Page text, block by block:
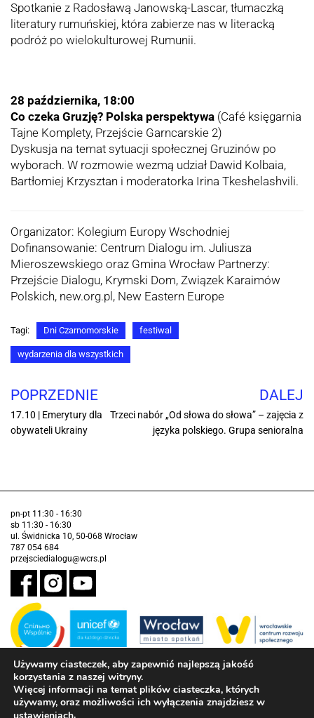
Spotkanie z Radosławą Janowską-Lascar, tłumaczką
literatury rumuńskiej, która zabierze nas w literacką
podróż po wielokulturowej Rumunii.
28 października, 18:00
Co czeka Gruzję? Polska perspektywa (Café księgarnia
Tajne Komplety, Przejście Garncarskie 2)
Dyskusja na temat sytuacji społecznej Gruzinów po
wyborach. W rozmowie wezmą udział Dawid Kolbaia,
Bartłomiej Krzysztan i moderatorka Irina Tkeshelashvili.
Organizator: Kolegium Europy Wschodniej
Dofinansowanie: Centrum Dialogu im. Juliusza
Mieroszewskiego oraz Gmina Wrocław Partnerzy:
Przejście Dialogu, Krymski Dom, Związek Karaimów
Polskich, new.org.pl, New Eastern Europe
Tagi: Dni Czarnomorskie festiwal
wydarzenia dla wszystkich
POPRZEDNIE
17.10 | Emerytury dla
obywateli Ukrainy
DALEJ
Trzeci nabór „Od słowa do słowa” – zajęcia z
języka polskiego. Grupa senioralna
pn-pt 11:30 - 16:30
sb 11:30 - 16:30
ul. Świdnicka 10, 50-068 Wrocław
787 054 684
przejsciedialogu@wcrs.pl
Zadanie realizowane ze środków Gminy Wrocław w partnerstwie z
Funduszem Narodów Zjednoczonych na Rzecz Dzieci (UNICEF)
Deklaracja dostępności
Używamy ciasteczek, aby zapewnić najlepszą jakość
korzystania z naszej witryny.
Więcej informacji na temat plików ciasteczka, których
używamy, oraz możliwości ich wyłączenia znajdziesz w
.